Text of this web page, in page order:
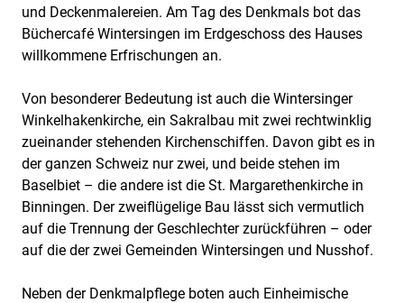
und Deckenmalereien. Am Tag des Denkmals bot das
Büchercafé Wintersingen im Erdgeschoss des Hauses
willkommene Erfrischungen an.
Von besonderer Bedeutung ist auch die Wintersinger
Winkelhakenkirche, ein Sakralbau mit zwei rechtwinklig
zueinander stehenden Kirchenschiffen. Davon gibt es in
der ganzen Schweiz nur zwei, und beide stehen im
Baselbiet – die andere ist die St. Margarethenkirche in
Binningen. Der zweiflügelige Bau lässt sich vermutlich
auf die Trennung der Geschlechter zurückführen – oder
auf die der zwei Gemeinden Wintersingen und Nusshof.
Neben der Denkmalpflege boten auch Einheimische